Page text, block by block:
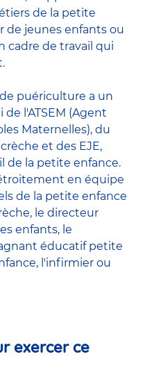
de la petite
de jeunes enfants ou
cadre de travail qui
de puériculture a un
l'ATSEM (Agent
Maternelles), du
et des EJE,
de la petite enfance.
en équipe
de la petite enfance
, le directeur
enfants, le
éducatif petite
, l'infirmier ou
exercer ce